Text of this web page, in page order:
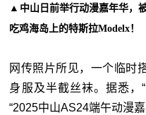
▲ 中山日前举行动漫嘉年华，
吃鸡海岛上的特斯拉Modelx！
网传照片所见，一个临时
身服及半截丝袜。据悉，
“2025中山AS24端午动漫